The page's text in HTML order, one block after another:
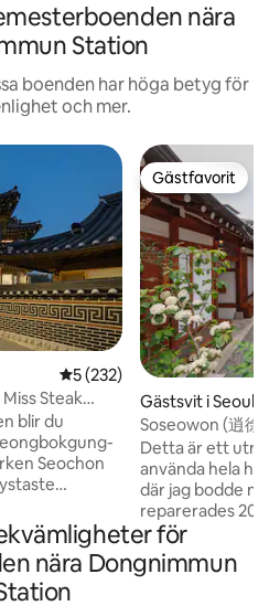
nära
Station
boenden har höga betyg för
och mer.
5 av 5 i genomsnittligt
5 (232)
Steak
fristående
blir du
Seochon
där
av Joseon,
åren, ett
är byggt i
Gästfavorit
Gästfavorit
Gästsvit i Seoul
Soseowon (逍徐院) -
innergård
Detta är ett
använda hela huset
där jag bodde
reparerades
finns en rymlig
odlad trädgård,
kan du njuta av
för
nära Dongnimmun